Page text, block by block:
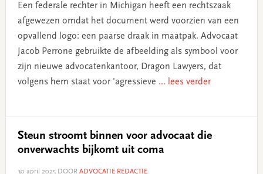
Een federale rechter in Michigan heeft een rechtszaak
afgewezen omdat het document werd voorzien van een
opvallend logo: een paarse draak in maatpak. Advocaat
Jacob Perrone gebruikte de afbeelding als symbool voor
zijn nieuwe advocatenkantoor, Dragon Lawyers, dat
volgens hem staat voor 'agressieve ... lees verder
Steun stroomt binnen voor advocaat die
onverwachts bijkomt uit coma
30 april 2025DOOR ADVOCATIE REDACTIE